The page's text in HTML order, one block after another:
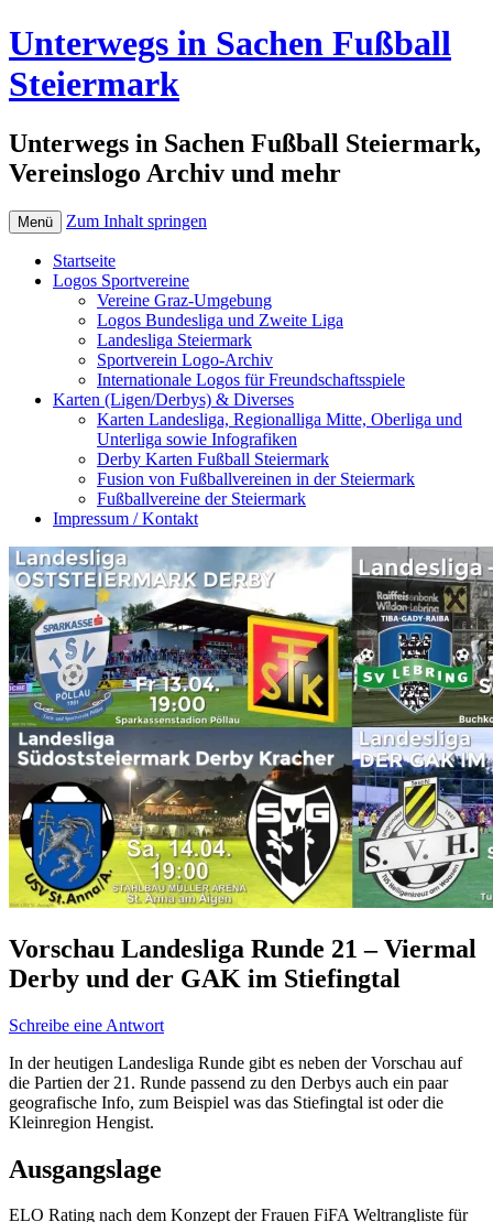
Unterwegs in Sachen Fußball
Steiermark
Unterwegs in Sachen Fußball Steiermark,
Vereinslogo Archiv und mehr
Menü Zum Inhalt springen
Startseite
Logos Sportvereine
Vereine Graz-Umgebung
Logos Bundesliga und Zweite Liga
Landesliga Steiermark
Sportverein Logo-Archiv
Internationale Logos für Freundschaftsspiele
Karten (Ligen/Derbys) & Diverses
Karten Landesliga, Regionalliga Mitte, Oberliga und
Unterliga sowie Infografiken
Derby Karten Fußball Steiermark
Fusion von Fußballvereinen in der Steiermark
Fußballvereine der Steiermark
Impressum / Kontakt
Vorschau Landesliga Runde 21 – Viermal
Derby und der GAK im Stiefingtal
Schreibe eine Antwort
In der heutigen Landesliga Runde gibt es neben der Vorschau auf
die Partien der 21. Runde passend zu den Derbys auch ein paar
geografische Info, zum Beispiel was das Stiefingtal ist oder die
Kleinregion Hengist.
Ausgangslage
ELO Rating nach dem Konzept der Frauen FiFA Weltrangliste für